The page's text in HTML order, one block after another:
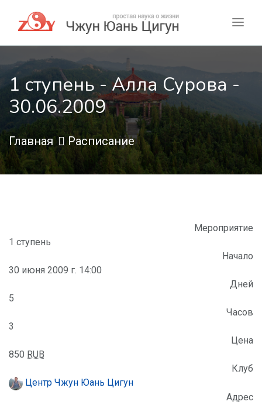
1 ступень - Алла Сурова -
30.06.2009
Главная Расписание
Мероприятие
1 ступень
Начало
30 июня 2009 г. 14:00
Дней
5
Часов
3
Цена
850 RUB
Клуб
Центр Чжун Юань Цигун
Адрес